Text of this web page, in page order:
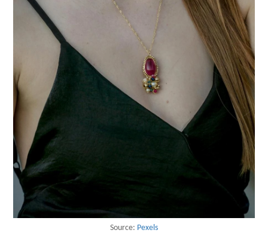
Source: Pexels